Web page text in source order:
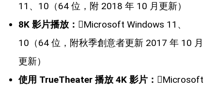
11、10（64 位，附 2018 年 10 月更新）
8K 影片播放： Microsoft Windows 11、
10（64 位，附秋季創意者更新 2017 年 10 月
更新）
使用 TrueTheater 播放 4K 影片： Microsoft